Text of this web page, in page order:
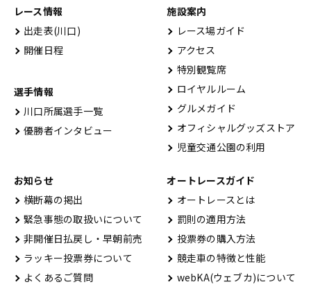
レース情報
出⾛表(川⼝)
開催⽇程
選手情報
川口所属選手一覧
優勝者インタビュー
施設案内
レース場ガイド
アクセス
特別観覧席
ロイヤルルーム
グルメガイド
オフィシャルグッズストア
児童交通公園の利用
お知らせ
横断幕の掲出
緊急事態の取扱いについて
非開催日払戻し・早朝前売
ラッキー投票券について
よくあるご質問
オートレースガイド
オートレースとは
罰則の適用方法
投票券の購入方法
競走車の特徴と性能
webKA(ウェブカ)について